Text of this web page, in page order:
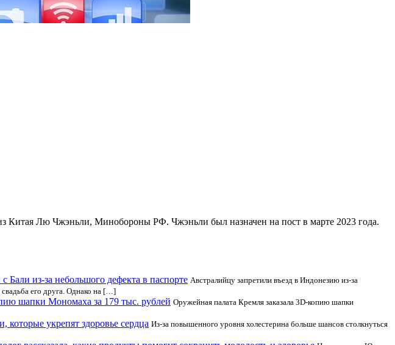
Китая Лю Чжэньли, Минобороны РФ. Чжэньли был назначен на пост в марте 2023 года.
Бали из-за небольшого дефекта в паспорте Австралийцу запретили въезд в Индонезию из-за
его друга. Однако на […]
шапки Мономаха за 179 тыс. рублей Оружейная палата Кремля заказала 3D-копию шапки
которые укрепят здоровье сердца Из-за повышенного уровня холестерина больше шансов столкнуться